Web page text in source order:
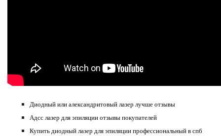
Диодный или александритовый лазер лучше отзывы
Адсс лазер для эпиляции отзывы покупателей
Купить диодный лазер для эпиляции профессиональный в спб